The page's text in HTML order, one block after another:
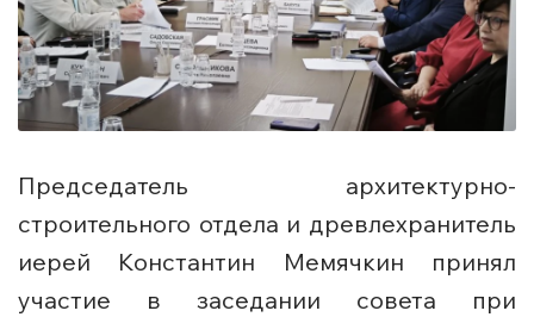
Председатель архитектурно-
строительного отдела и древлехранитель
иерей Константин Мемячкин принял
участие в заседании совета при